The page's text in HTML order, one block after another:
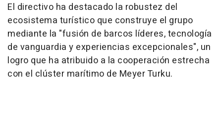
El directivo ha destacado la robustez del
ecosistema turístico que construye el grupo
mediante la "fusión de barcos líderes, tecnología
de vanguardia y experiencias excepcionales", un
logro que ha atribuido a la cooperación estrecha
con el clúster marítimo de Meyer Turku.